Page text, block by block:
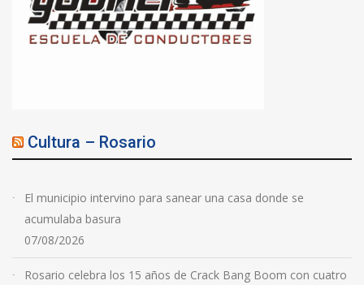
Cultura – Rosario
El municipio intervino para sanear una casa donde se
acumulaba basura
07/08/2026
Rosario celebra los 15 años de Crack Bang Boom con cuatro